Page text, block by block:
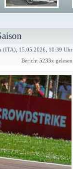
(ITA), 15.05.2026, 10:39 Uhr
Bericht 5233x gelesen